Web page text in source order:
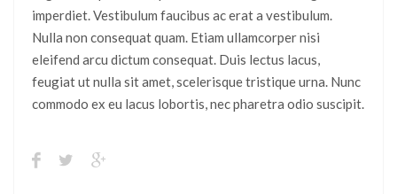
imperdiet. Vestibulum faucibus ac erat a vestibulum.
Nulla non consequat quam. Etiam ullamcorper nisi
eleifend arcu dictum consequat. Duis lectus lacus,
feugiat ut nulla sit amet, scelerisque tristique urna. Nunc
commodo ex eu lacus lobortis, nec pharetra odio suscipit.